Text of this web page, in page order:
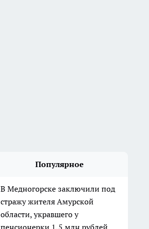
Популярное
В Медногорске заключили под
стражу жителя Амурской
области, укравшего у
пенсионерки 1,5 млн рублей